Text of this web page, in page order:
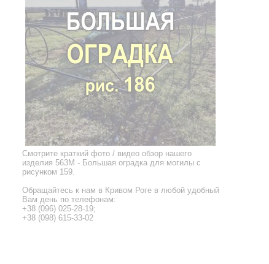
Смотрите краткий фото / видео обзор нашего
изделия 563M - Большая оградка для могилы с
рисунком 159.
Обращайтесь к нам в Кривом Роге в любой удобный
Вам день по телефонам:
+38 (096) 025-28-19;
+38 (098) 615-33-02